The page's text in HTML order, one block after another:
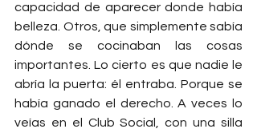
capacidad de aparecer donde había
belleza. Otros, que simplemente sabía
dónde se cocinaban las cosas
importantes. Lo cierto es que nadie le
abría la puerta: él entraba. Porque se
había ganado el derecho. A veces lo
veías en el Club Social, con una silla